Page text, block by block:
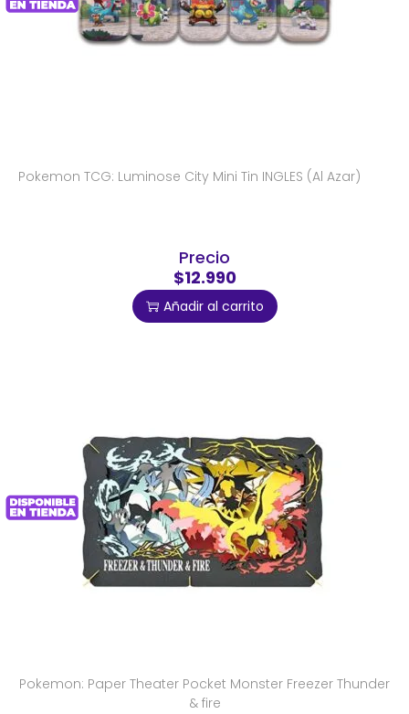
Pokemon TCG: Luminose City Mini Tin INGLES (Al Azar)
Precio
$12.990
Añadir al carrito
Pokemon: Paper Theater Pocket Monster Freezer Thunder
& fire